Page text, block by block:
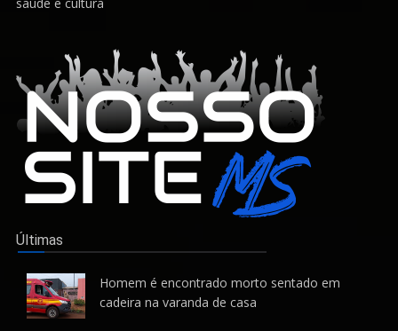
cadeira na varanda de casa